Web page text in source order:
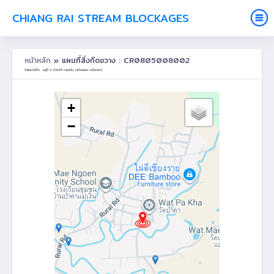
CHIANG RAI STREAM BLOCKAGES
หน้าหลัก » แผนที่สิ่งกีดขวาง : CR0805008002
ตำแหน่งที่ตั้ง : หมู่ที่ 8 ป่าคาใต้ ต.แม่เงิน อ.เชียงแสน จ.เชียงราย
+
−